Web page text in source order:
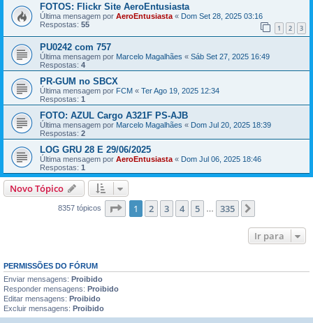
FOTOS: Flickr Site AeroEntusiasta
Última mensagem por AeroEntusiasta « Dom Set 28, 2025 03:16
Respostas: 55 1 2 3
PU0242 com 757
Última mensagem por Marcelo Magalhães « Sáb Set 27, 2025 16:49
Respostas: 4
PR-GUM no SBCX
Última mensagem por FCM « Ter Ago 19, 2025 12:34
Respostas: 1
FOTO: AZUL Cargo A321F PS-AJB
Última mensagem por Marcelo Magalhães « Dom Jul 20, 2025 18:39
Respostas: 2
LOG GRU 28 E 29/06/2025
Última mensagem por AeroEntusiasta « Dom Jul 06, 2025 18:46
Respostas: 1
Novo Tópico
8357 tópicos Página de 335
1 2 3 4 5 335
Ir para
PERMISSÕES DO FÓRUM
Enviar mensagens: Proibido
Responder mensagens: Proibido
Editar mensagens: Proibido
Excluir mensagens: Proibido